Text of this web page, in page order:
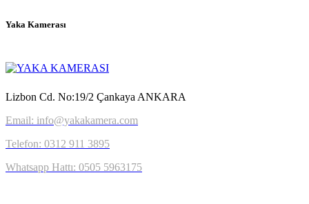
Yaka Kamerası
Lizbon Cd. No:19/2 Çankaya ANKARA
Email: info@yakakamera.com
Telefon: 0312 911 3895
Whatsapp Hattı: 0505 5963175